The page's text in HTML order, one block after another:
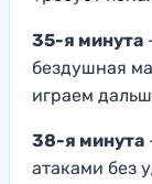
35-я минута
бездушная
играем
38-я минута
атаками без